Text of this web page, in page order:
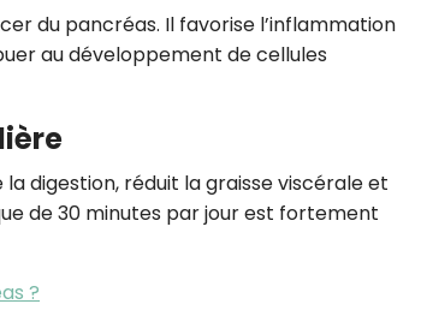
du pancréas. Il favorise l’inflammation
au développement de cellules
digestion, réduit la graisse viscérale et
de 30 minutes par jour est fortement
?